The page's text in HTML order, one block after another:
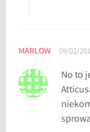
MARLOW 09/02/
No to